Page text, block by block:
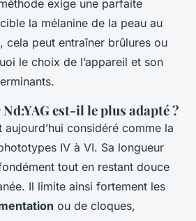
exige une parfaite
la mélanine de la peau au
cela peut entraîner brûlures ou
le choix de l’appareil et son
est-il le plus adapté ?
aujourd’hui considéré comme la
IV à VI. Sa longueur
tout en restant douce
Il limite ainsi fortement les
ou de cloques,